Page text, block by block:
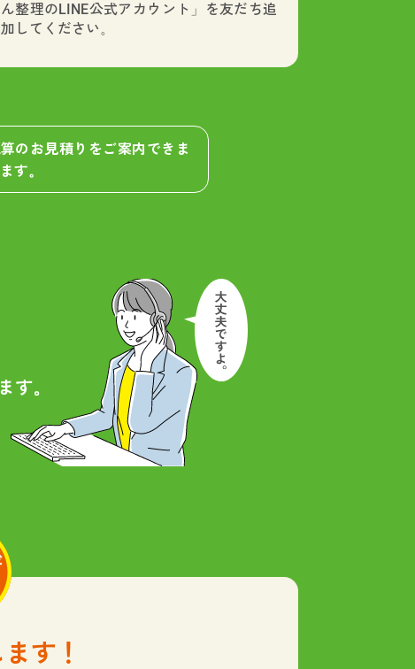
ん整理のLINE公式アカウント」を友だち追
加してください。
のお見積りをご案内できま
す。
す。
す！